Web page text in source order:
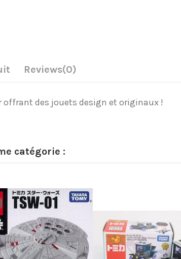
Reviews(0)
offrant des jouets design et originaux !
catégorie :